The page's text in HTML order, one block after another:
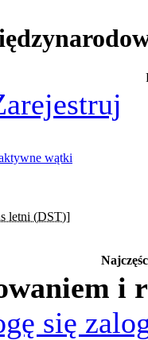
wątki
letni (DST)]
i
się